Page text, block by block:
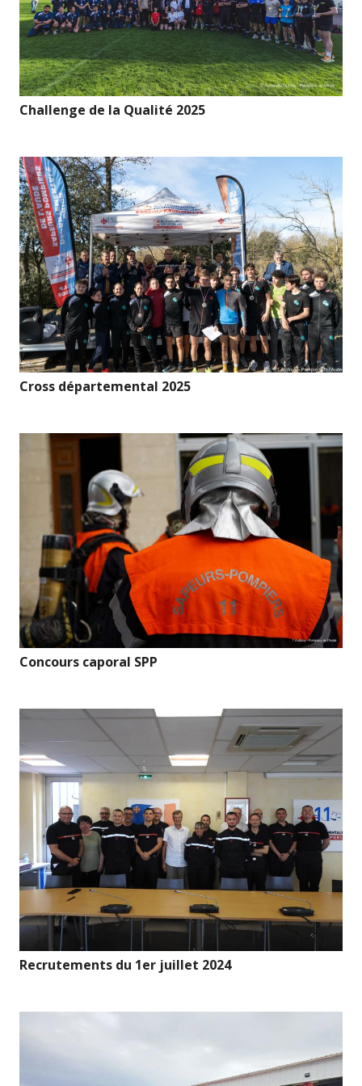
Challenge de la Qualité 2025
Cross départemental 2025
Concours caporal SPP
Recrutements du 1er juillet 2024